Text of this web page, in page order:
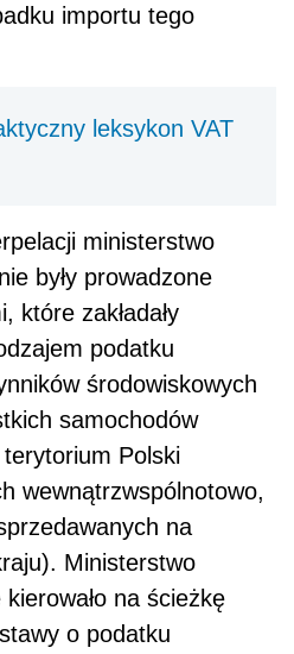
importu tego
leksykon VAT
ministerstwo
były prowadzone
które zakładały
podatku
środowiskowych
samochodów
Polski
wewnątrzwspólnotowo,
na
Ministerstwo
na ścieżkę
o podatku